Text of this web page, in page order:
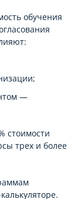
обучения
—
стоимости
трех и более